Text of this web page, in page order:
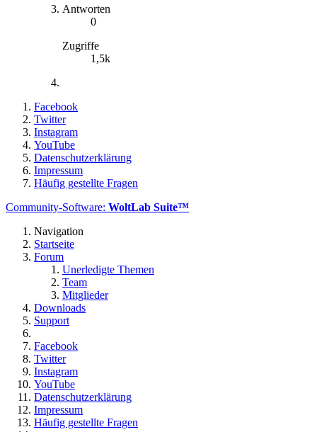
Antworten
0
Zugriffe
1,5k
Facebook
Twitter
Instagram
YouTube
Datenschutzerklärung
Impressum
Häufig gestellte Fragen
Community-Software: WoltLab Suite™
Navigation
Startseite
Forum
Unerledigte Themen
Team
Mitglieder
Downloads
Support
Facebook
Twitter
Instagram
YouTube
Datenschutzerklärung
Impressum
Häufig gestellte Fragen